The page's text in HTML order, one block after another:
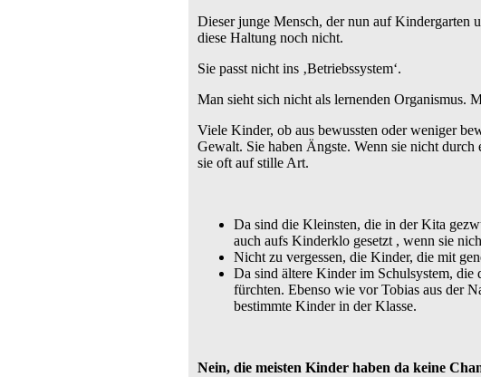
Dieser junge Mensch, der nun auf Kindergarten
diese Haltung noch nicht.
Sie passt nicht ins ‚Betriebssystem‘.
Man sieht sich nicht als lernenden Organismus.
Viele Kinder, ob aus bewussten oder weniger
Gewalt. Sie haben Ängste. Wenn sie nicht durch
sie oft auf stille Art.
Da sind die Kleinsten, die in der Kita
auch aufs Kinderklo gesetzt , wenn sie
Nicht zu vergessen, die Kinder, die mit
Da sind ältere Kinder im Schulsystem,
fürchten. Ebenso wie vor Tobias aus der
bestimmte Kinder in der Klasse.
Nein, die meisten Kinder haben da keine